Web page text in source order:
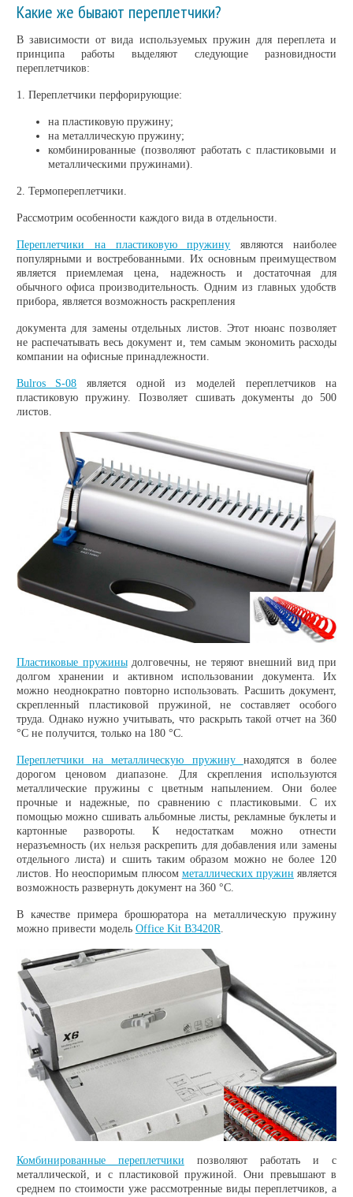
Какие же бывают переплетчики?
В зависимости от вида используемых пружин для переплета и
принципа работы выделяют следующие разновидности
переплетчиков:
1. Переплетчики перфорирующие:
на пластиковую пружину;
на металлическую пружину;
комбинированные (позволяют работать с пластиковыми и
металлическими пружинами).
2. Термопереплетчики.
Рассмотрим особенности каждого вида в отдельности.
Переплетчики на пластиковую пружину являются наиболее
популярными и востребованными. Их основным преимуществом
является приемлемая цена, надежность и достаточная для
обычного офиса производительность. Одним из главных удобств
прибора, является возможность раскрепления
документа для замены отдельных листов. Этот нюанс позволяет
не распечатывать весь документ и, тем самым экономить расходы
компании на офисные принадлежности.
Bulros S-08 является одной из моделей переплетчиков на
пластиковую пружину. Позволяет сшивать документы до 500
листов.
Пластиковые пружиныдолговечны, не теряют внешний вид при
долгом хранении и активном использовании документа. Их
можно неоднократно повторно использовать. Расшить документ,
скрепленный пластиковой пружиной, не составляет особого
труда. Однако нужно учитывать, что раскрыть такой отчет на 360
°C не получится, только на 180 °C.
Переплетчики на металлическую пружину находятся в более
дорогом ценовом диапазоне. Для скрепления используются
металлические пружины с цветным напылением. Они более
прочные и надежные, по сравнению с пластиковыми. С их
помощью можно сшивать альбомные листы, рекламные буклеты и
картонные развороты. К недостаткам можно отнести
неразъемность (их нельзя раскрепить для добавления или замены
отдельного листа) и сшить таким образом можно не более 120
листов. Но неоспоримым плюсом металлических пружин является
возможность развернуть документ на 360 °C.
В качестве примера брошюратора на металлическую пружину
можно привести модель Office Kit B3420R
Комбинированные переплетчики позволяют работать и с
металлической, и с пластиковой пружиной. Они превышают в
среднем по стоимости уже рассмотренные виды переплетчиков, а